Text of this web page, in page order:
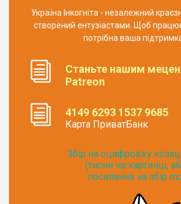
Україна Інкогніта - незалежний
створений ентузіастами. Щоб
потрібна ваша
Станьте нашим
Patreon
4149 6293 1537 9685
Карта ПриватБанк
Збір на оцифровку
(тисни на картинці,
посилання на збір